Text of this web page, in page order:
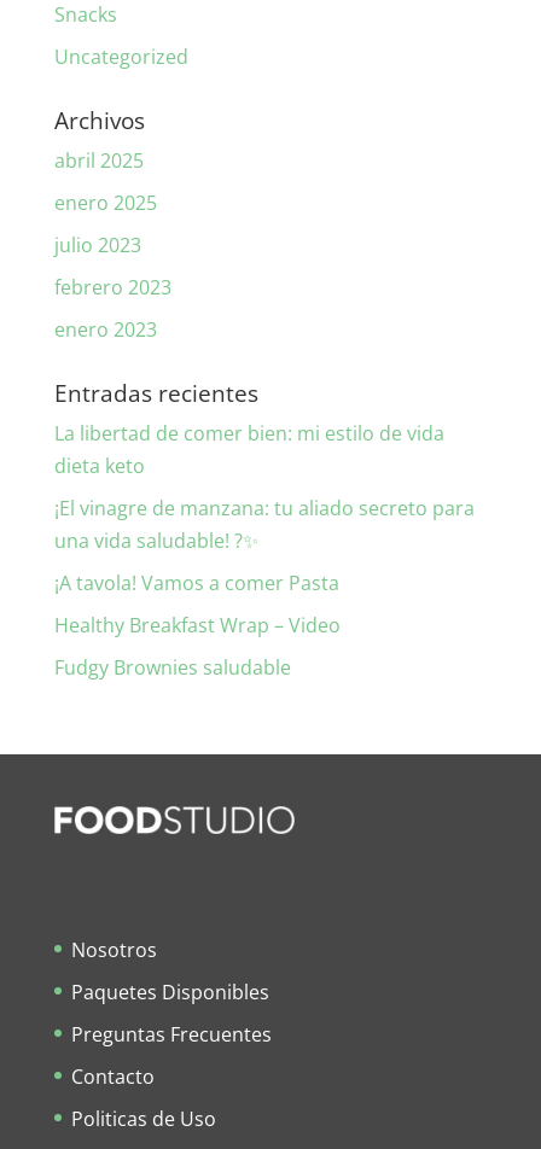
Snacks
Uncategorized
Archivos
abril 2025
enero 2025
julio 2023
febrero 2023
enero 2023
Entradas recientes
La libertad de comer bien: mi estilo de vida
dieta keto
¡El vinagre de manzana: tu aliado secreto para
una vida saludable! ?✨
¡A tavola! Vamos a comer Pasta
Healthy Breakfast Wrap – Video
Fudgy Brownies saludable
Nosotros
Paquetes Disponibles
Preguntas Frecuentes
Contacto
Politicas de Uso